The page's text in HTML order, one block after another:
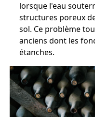
lorsque l'eau
structures poreux
sol. Ce problème
anciens dont les
étanches.